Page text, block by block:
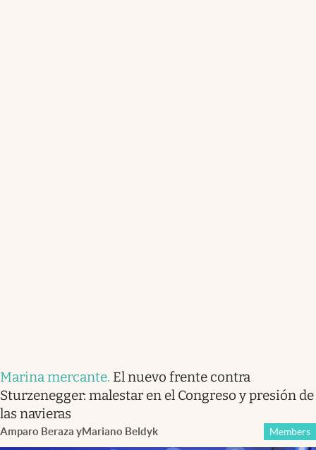
Marina mercante. El nuevo frente contra
Sturzenegger: malestar en el Congreso y presión de
las navieras
Amparo Beraza yMariano Beldyk Members